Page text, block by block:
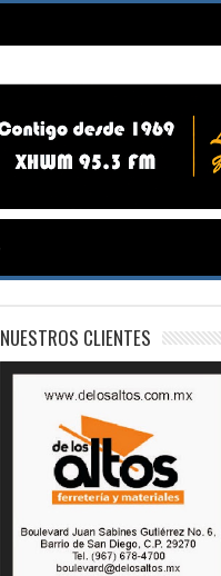
NUESTROS CLIENTES